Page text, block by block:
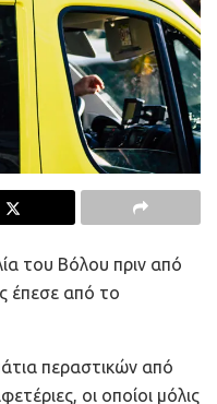
του Βόλου πριν από
έπεσε από το
περαστικών από
οι οποίοι μόλις